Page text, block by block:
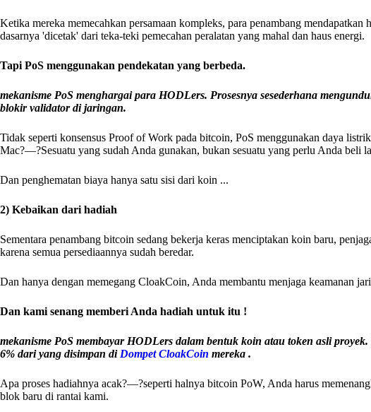
Ketika mereka memecahkan persamaan kompleks, para penambang
dasarnya 'dicetak' dari teka-teki pemecahan peralatan yang mahal dan haus energi.
Tapi PoS menggunakan pendekatan yang berbeda.
mekanisme PoS menghargai para HODLers. Prosesnya sesederhana
blokir validator di jaringan.
Tidak seperti konsensus Proof of Work pada bitcoin, PoS menggunakan daya
Mac?—?Sesuatu yang sudah Anda gunakan, bukan sesuatu yang perlu Anda beli
Dan penghematan biaya hanya satu sisi dari koin ...
2) Kebaikan dari hadiah
Sementara penambang bitcoin sedang bekerja keras menciptakan koin baru,
karena semua persediaannya sudah beredar.
Dan hanya dengan memegang CloakCoin, Anda membantu menjaga keamanan
Dan kami senang memberi Anda hadiah untuk itu !
mekanisme PoS membayar HODLers dalam bentuk koin atau token asli
6% dari yang disimpan di Dompet CloakCoin mereka .
Apa proses hadiahnya acak?—?seperti halnya bitcoin PoW, Anda harus
blok baru di rantai kami.